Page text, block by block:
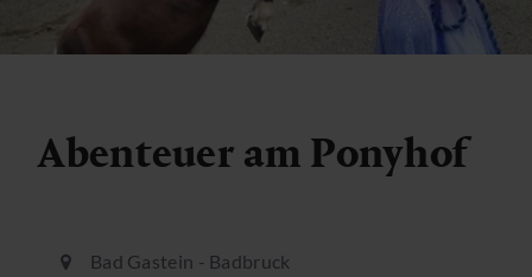
Abenteuer am Ponyhof
Bad Gastein - Badbruck